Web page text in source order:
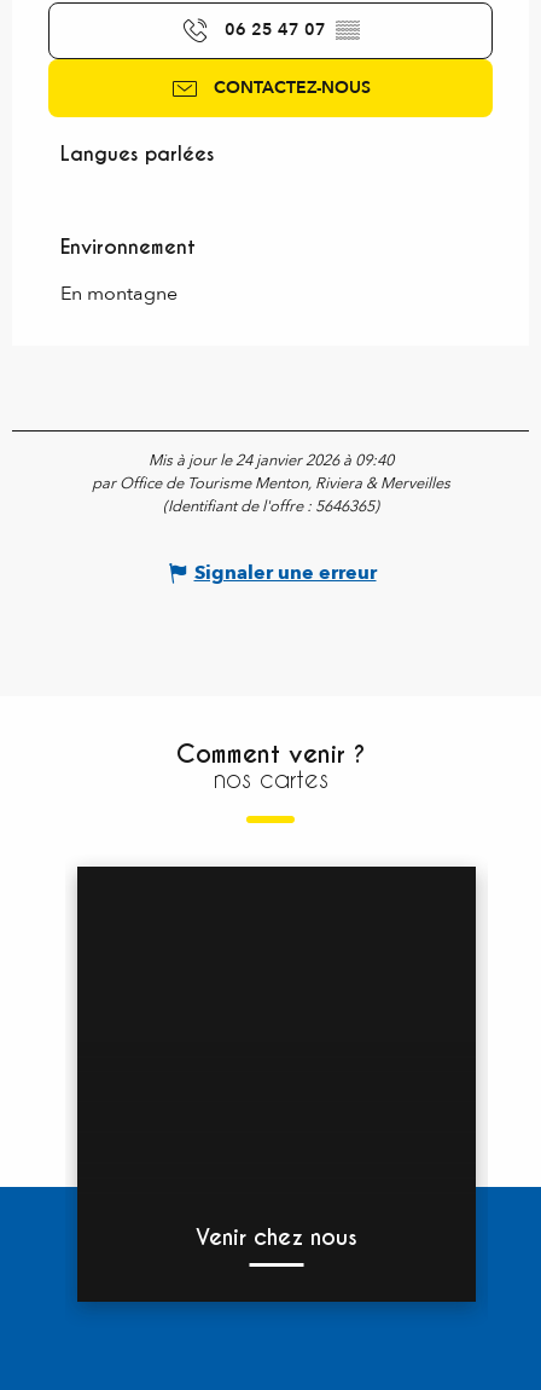
06 25 47 07 ▒▒
CONTACTEZ-NOUS
Langues parlées
Langues parlées
Environnement
Environnement
En montagne
Mis à jour le 24 janvier 2026 à 09:40
par Office de Tourisme Menton, Riviera & Merveilles
(Identifiant de l'offre : 5646365)
Signaler une erreur
Comment venir ?
nos cartes
Venir chez nous